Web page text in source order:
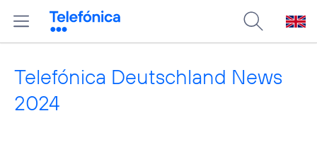
Telefónica Deutschland News
2024